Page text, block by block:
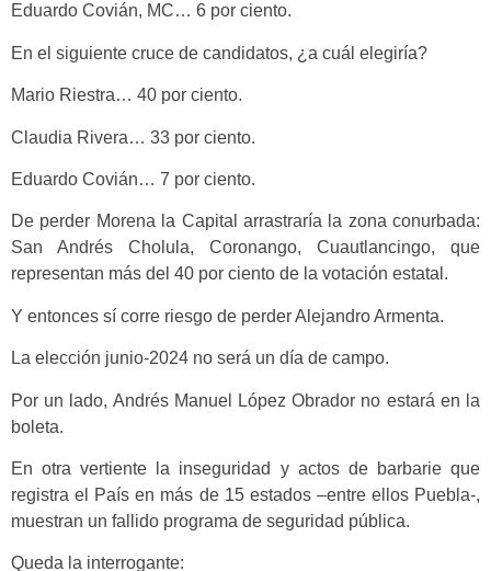
Eduardo Covián, MC… 6 por ciento.
En el siguiente cruce de candidatos, ¿a cuál elegiría?
Mario Riestra… 40 por ciento.
Claudia Rivera… 33 por ciento.
Eduardo Covián… 7 por ciento.
De perder Morena la Capital arrastraría la zona conurbada:
San Andrés Cholula, Coronango, Cuautlancingo, que
representan más del 40 por ciento de la votación estatal.
Y entonces sí corre riesgo de perder Alejandro Armenta.
La elección junio-2024 no será un día de campo.
Por un lado, Andrés Manuel López Obrador no estará en la
boleta.
En otra vertiente la inseguridad y actos de barbarie que
registra el País en más de 15 estados –entre ellos Puebla-,
muestran un fallido programa de seguridad pública.
Queda la interrogante: